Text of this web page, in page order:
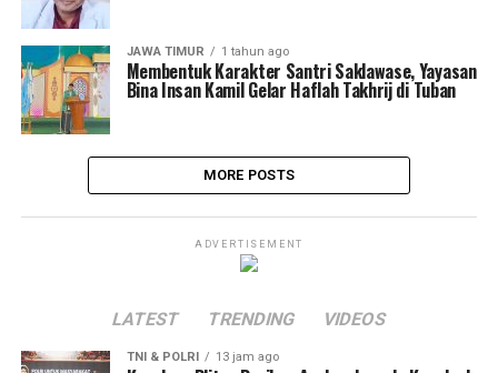
JAWA TIMUR 1 tahun ago
Membentuk Karakter Santri Saklawase, Yayasan
Bina Insan Kamil Gelar Haflah Takhrij di Tuban
MORE POSTS
ADVERTISEMENT
LATEST TRENDING VIDEOS
TNI & POLRI 13 jam ago